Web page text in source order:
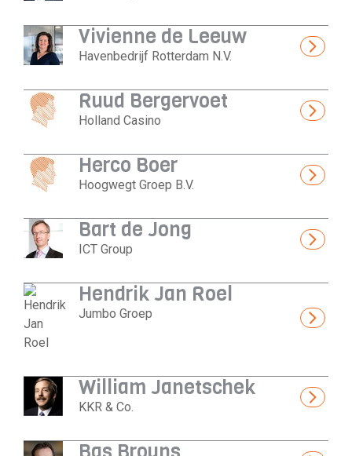
Vivienne de Leeuw
Havenbedrijf Rotterdam N.V.
Ruud Bergervoet
Holland Casino
Herco Boer
Hoogwegt Groep B.V.
Bart de Jong
ICT Group
Hendrik Jan Roel
Jumbo Groep
William Janetschek
KKR & Co.